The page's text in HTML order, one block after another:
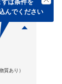
ずは条件を
んでください
質あり）